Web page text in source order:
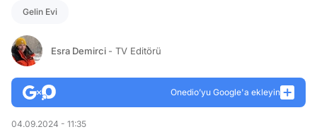
Gelin Evi
Esra Demirci - TV Editörü
Onedio’yu Google'a ekleyin
04.09.2024 - 11:35